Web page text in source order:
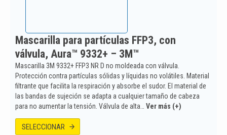
Mascarilla para partículas FFP3, con
válvula, Aura™ 9332+ – 3M™
Mascarilla 3M 9332+ FFP3 NR D no moldeada con válvula.
Protección contra partículas sólidas y líquidas no volátiles. Material
filtrante que facilita la respiración y absorbe el sudor. El material de
las bandas de sujeción se adapta a cualquier tamaño de cabeza
para no aumentar la tensión. Válvula de alta… Ver más (+)
SELECCIONAR